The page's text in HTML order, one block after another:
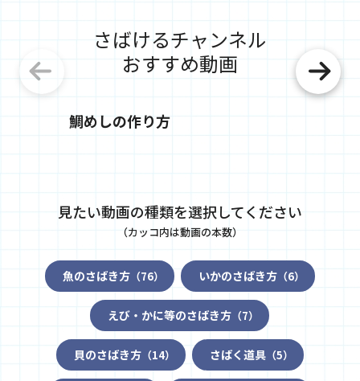
さばけるチャンネル
おすすめ動画
鯛めしの作り方
見たい動画の種類を選択してください
（カッコ内は動画の本数）
魚のさばき方（76） いかのさばき方（6）
えび・かに等のさばき方 （7）
貝のさばき方（14） さばく道具（5）